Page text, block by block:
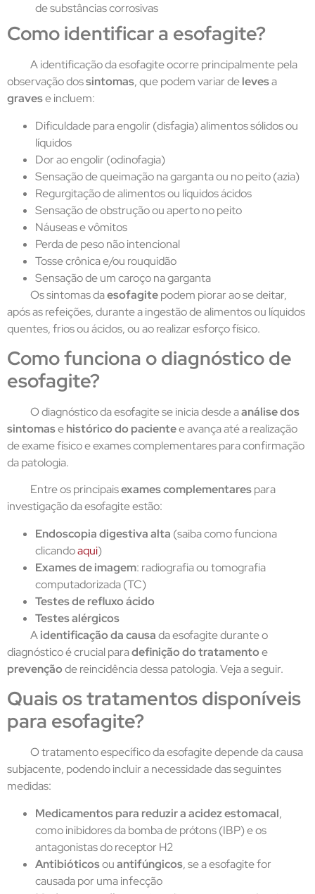
de substâncias corrosivas
Como identificar a esofagite?
A identificação da esofagite ocorre principalmente pela
observação dossintomas, que podem variar delevesa
gravese incluem:
Dificuldade para engolir (disfagia) alimentos sólidos ou
líquidos
Dor ao engolir (odinofagia)
Sensação de queimação na garganta ou no peito (azia)
Regurgitação de alimentos ou líquidos ácidos
Sensação de obstrução ou aperto no peito
Náuseas e vômitos
Perda de peso não intencional
Tosse crônica e/ou rouquidão
Sensação de um caroço na garganta
Os sintomas daesofagitepodem piorar ao se deitar,
após as refeições, durante a ingestão de alimentos ou líquidos
quentes, frios ou ácidos, ou ao realizar esforço físico.
Como funciona o diagnóstico de
esofagite?
O diagnóstico da esofagite se inicia desde aanálise dos
sintomasehistórico do pacientee avança até a realização
de exame físico e exames complementares para confirmação
da patologia.
Entre os principaisexames complementarespara
investigação da esofagite estão:
Endoscopia digestiva alta (saiba como funciona
clicandoaqui)
Exames de imagem: radiografia ou tomografia
computadorizada (TC)
Testes de refluxo ácido
Testes alérgicos
Aidentificação da causada esofagite durante o
diagnóstico é crucial paradefinição do tratamentoe
prevençãode reincidência dessa patologia. Veja a seguir.
Quais os tratamentos disponíveis
para esofagite?
O tratamento específico da esofagite depende da causa
subjacente, podendo incluir a necessidade das seguintes
medidas:
Medicamentos para reduzir a acidez estomacal,
como inibidores da bomba de prótons (IBP) e os
antagonistas do receptor H2
Antibióticosouantifúngicos, se a esofagite for
causada por uma infecção